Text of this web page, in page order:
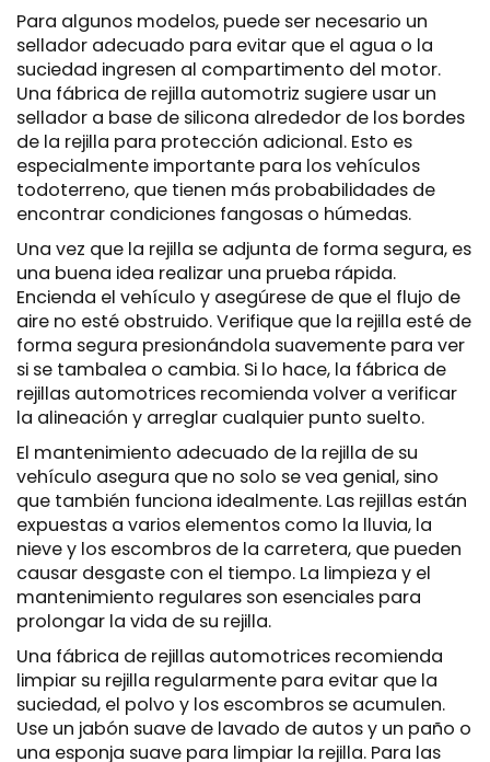
Para algunos modelos, puede ser necesario un
sellador adecuado para evitar que el agua o la
suciedad ingresen al compartimento del motor.
Una fábrica de rejilla automotriz sugiere usar un
sellador a base de silicona alrededor de los bordes
de la rejilla para protección adicional. Esto es
especialmente importante para los vehículos
todoterreno, que tienen más probabilidades de
encontrar condiciones fangosas o húmedas.
Una vez que la rejilla se adjunta de forma segura, es
una buena idea realizar una prueba rápida.
Encienda el vehículo y asegúrese de que el flujo de
aire no esté obstruido. Verifique que la rejilla esté de
forma segura presionándola suavemente para ver
si se tambalea o cambia. Si lo hace, la fábrica de
rejillas automotrices recomienda volver a verificar
la alineación y arreglar cualquier punto suelto.
El mantenimiento adecuado de la rejilla de su
vehículo asegura que no solo se vea genial, sino
que también funciona idealmente. Las rejillas están
expuestas a varios elementos como la lluvia, la
nieve y los escombros de la carretera, que pueden
causar desgaste con el tiempo. La limpieza y el
mantenimiento regulares son esenciales para
prolongar la vida de su rejilla.
Una fábrica de rejillas automotrices recomienda
limpiar su rejilla regularmente para evitar que la
suciedad, el polvo y los escombros se acumulen.
Use un jabón suave de lavado de autos y un paño o
una esponja suave para limpiar la rejilla. Para las